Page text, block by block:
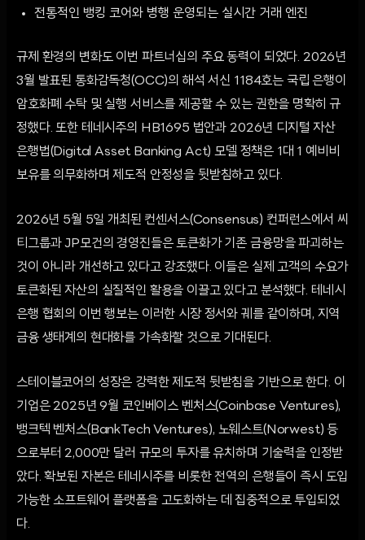
전통적인 뱅킹 코어와 병행 운영되는 실시간 거래 엔진
규제 환경의 변화도 이번 파트너십의 주요 동력이 되었다. 2026년
3월 발표된 통화감독청(OCC)의 해석 서신 1184호는 국립 은행이
암호화폐 수탁 및 실행 서비스를 제공할 수 있는 권한을 명확히 규
정했다. 또한 테네시주의 HB1695 법안과 2026년 디지털 자산
은행법(Digital Asset Banking Act) 모델 정책은 1대 1 예비비
보유를 의무화하며 제도적 안정성을 뒷받침하고 있다.
2026년 5월 5일 개최된 컨센서스(Consensus) 컨퍼런스에서 씨
티그룹과 JP모건의 경영진들은 토큰화가 기존 금융망을 파괴하는
것이 아니라 개선하고 있다고 강조했다. 이들은 실제 고객의 수요가
토큰화된 자산의 실질적인 활용을 이끌고 있다고 분석했다. 테네시
은행 협회의 이번 행보는 이러한 시장 정서와 궤를 같이하며, 지역
금융 생태계의 현대화를 가속화할 것으로 기대된다.
스테이블코어의 성장은 강력한 제도적 뒷받침을 기반으로 한다. 이
기업은 2025년 9월 코인베이스 벤처스(Coinbase Ventures),
뱅크텍 벤처스(BankTech Ventures), 노웨스트(Norwest) 등
으로부터 2,000만 달러 규모의 투자를 유치하며 기술력을 인정받
았다. 확보된 자본은 테네시주를 비롯한 전역의 은행들이 즉시 도입
가능한 소프트웨어 플랫폼을 고도화하는 데 집중적으로 투입되었
다.